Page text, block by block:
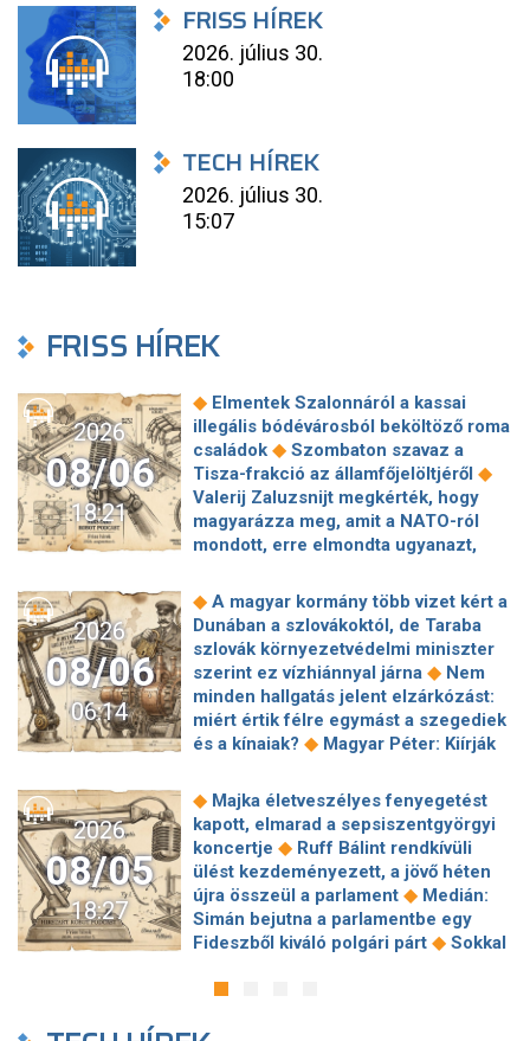
FRISS HÍREK
2026. július 30.
18:00
TECH HÍREK
2026. július 30.
15:07
FRISS HÍREK
2026
08/06
18:21
◆ Elmentek Szalonnáról a kassai
illegális bódévárosból beköltöző roma
családok ◆ Szombaton szavaz a
Tisza-frakció az államfőjelöltjéről ◆
Valerij Zaluzsnijt megkérték, hogy
magyarázza meg, amit a NATO-ról
mondott, erre elmondta ugyanazt,
kötött szerződéseket a HM cége a
Lounge Eventtel, a miniszter
feljelentést tett
◆Orbán Anita
megkérte a szlovák kormányt, hogy
segítse a magyar vízellátást ◆ Forró
augusztus: gátja lehet az uniós
források hazahozatalának az
Alkotmánybíróság?◆ Török Gábor: Ez
Meglepetés az albérletpiacon, nincs
roham ◆Hirtelen titkolózni kezdett a
Tisza a kegyelmi ügyekről◆
Egyszerre két köztársasági elnöke is
lehet Magyarországnak jövő hétre◆
Előnyben a Fradi a Górnik Zabrze
elleni El-selejtezős párharcban◆Itt a
csapattársa keres a legrosszabbul
2026
08/06
06:14
◆ A magyar kormány több vizet kért a
Dunában a szlovákoktól, de Taraba
szlovák környezetvédelmi miniszter
szerint ez vízhiánnyal járna ◆ Nem
minden hallgatás jelent elzárkózást:
miért értik félre egymást a szegediek
és a kínaiak? ◆ Magyar Péter: Kiírják
projektekben magyar állami
tulajdonrészt fognak előírni ◆Orbán
Gáspár hatszor repült honvédségi
gépen Csádba és Nigerbe◆Ismert
magyar utazási iroda ment csődbe,
bolgár biztosítóval hadakozhatnak az
utasok◆Amerikai rakétákat is
zsákmányolt az előrenyomuló orosz
hadsereg
ügynökségi modelljét
2026
08/05
18:27
◆ Majka életveszélyes fenyegetést
kapott, elmarad a sepsiszentgyörgyi
koncertje ◆ Ruff Bálint rendkívüli
ülést kezdeményezett, a jövő héten
újra összeül a parlament ◆ Medián:
Simán bejutna a parlamentbe egy
Fideszből kiváló polgári párt ◆ Sokkal